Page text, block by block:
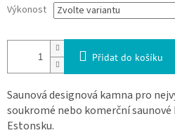
Výkonost
Přidat do košíku
Saunová designová kamna pro
soukromé nebo komerční saunové
Estonsku.